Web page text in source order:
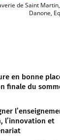
de Saint
Danone,
en bonne
finale du
l’innovation et